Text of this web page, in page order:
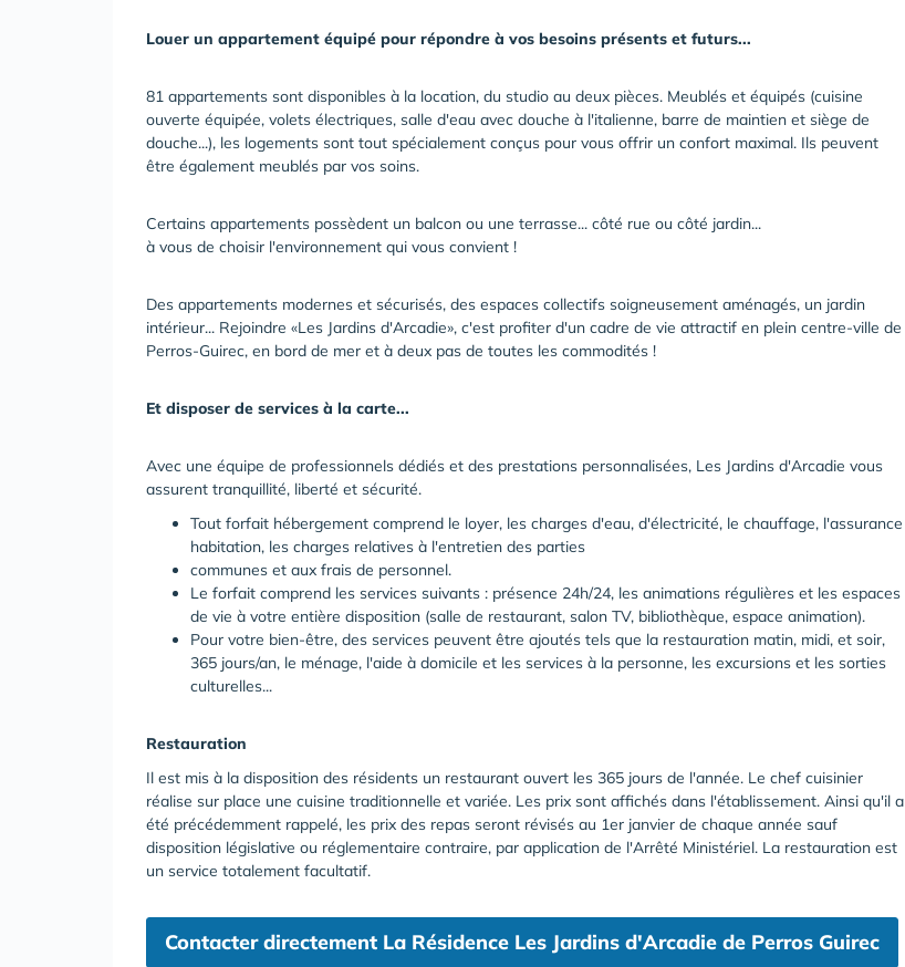
Louer un appartement équipé pour répondre à vos besoins présents et futurs...
81 appartements sont disponibles à la location, du studio au deux pièces. Meublés et équipés (cuisine
ouverte équipée, volets électriques, salle d'eau avec douche à l'italienne, barre de maintien et siège de
douche...), les logements sont tout spécialement conçus pour vous offrir un confort maximal. Ils peuvent
être également meublés par vos soins.
Certains appartements possèdent un balcon ou une terrasse... côté rue ou côté jardin...
à vous de choisir l'environnement qui vous convient !
Des appartements modernes et sécurisés, des espaces collectifs soigneusement aménagés, un jardin
intérieur... Rejoindre «Les Jardins d'Arcadie», c'est profiter d'un cadre de vie attractif en plein centre-ville de
Perros-Guirec, en bord de mer et à deux pas de toutes les commodités !
Et disposer de services à la carte...
Avec une équipe de professionnels dédiés et des prestations personnalisées, Les Jardins d'Arcadie vous
assurent tranquillité, liberté et sécurité.
Tout forfait hébergement comprend le loyer, les charges d'eau, d'électricité, le chauffage, l'assurance
habitation, les charges relatives à l'entretien des parties
communes et aux frais de personnel.
Le forfait comprend les services suivants : présence 24h/24, les animations régulières et les espaces
de vie à votre entière disposition (salle de restaurant, salon TV, bibliothèque, espace animation).
Pour votre bien-être, des services peuvent être ajoutés tels que la restauration matin, midi, et soir,
365 jours/an, le ménage, l'aide à domicile et les services à la personne, les excursions et les sorties
culturelles...
Restauration
Il est mis à la disposition des résidents un restaurant ouvert les 365 jours de l'année. Le chef cuisinier
réalise sur place une cuisine traditionnelle et variée. Les prix sont affichés dans l'établissement. Ainsi qu'il a
été précédemment rappelé, les prix des repas seront révisés au 1er janvier de chaque année sauf
disposition législative ou réglementaire contraire, par application de l'Arrêté Ministériel. La restauration est
un service totalement facultatif.
Contacter directement La Résidence Les Jardins d'Arcadie de Perros Guirec